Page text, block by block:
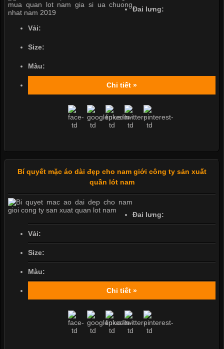
Đai lưng:
Vải:
Size:
Màu:
Chi tiết »
Bí quyết mặc áo dài đẹp cho nam giới công ty sản xuất
quần lót nam
Đai lưng:
Vải:
Size:
Màu:
Chi tiết »